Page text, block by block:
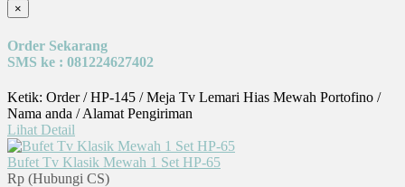
×
Order Sekarang
SMS ke : 081224627402
Ketik: Order / HP-145 / Meja Tv Lemari Hias Mewah Portofino /
Nama anda / Alamat Pengiriman
Lihat Detail
Bufet Tv Klasik Mewah 1 Set HP-65
Rp (Hubungi CS)